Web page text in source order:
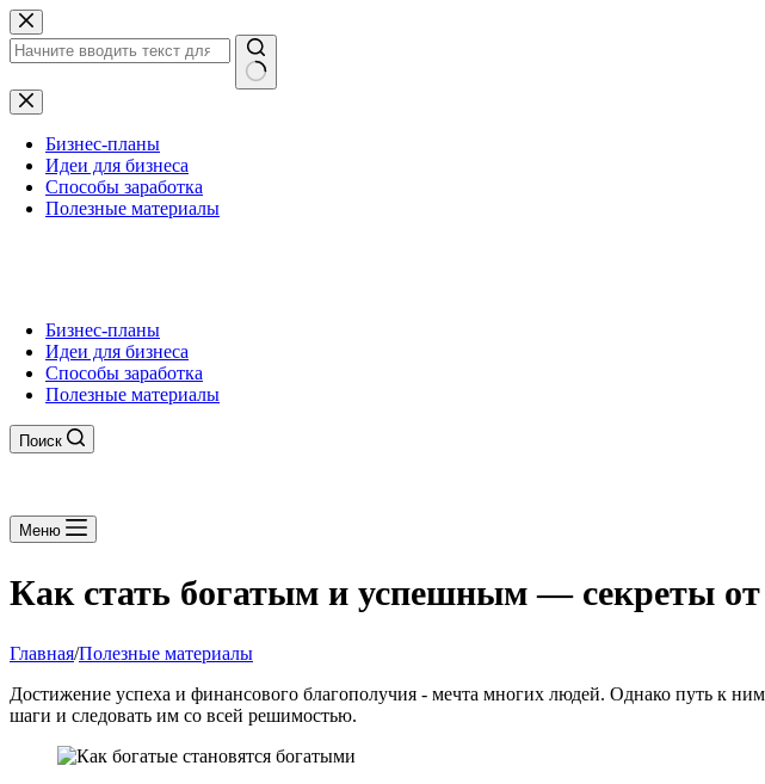
Перейти
к
сути
Ничего
не
найденоБизнес-планы
Идеи для бизнеса
Способы заработка
Полезные материалы
Бизнес-планы
Идеи для бизнеса
Способы заработка
Полезные материалы
Поиск
Меню
Как стать богатым и успешным — секреты от
Главная/Полезные материалы
Достижение успеха и финансового благополучия - мечта многих людей. Однако путь к
шаги и следовать им со всей решимостью.